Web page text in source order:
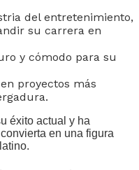
del entretenimiento,
su carrera en
y cómodo para su
proyectos más
éxito actual y ha
en una figura